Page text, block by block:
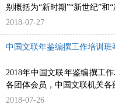
别概括为“新时期”“新世纪”和
2018-07-27
中国文联年鉴编撰工作培训班
2018年中国文联年鉴编撰工
各团体会员，中国文联机关
0余人参加了培训。
2018-07-26